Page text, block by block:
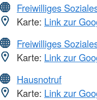
Freiwilliges
Karte: Link zur
Freiwilliges
Karte: Link zur
Hausnotruf
Karte: Link zur